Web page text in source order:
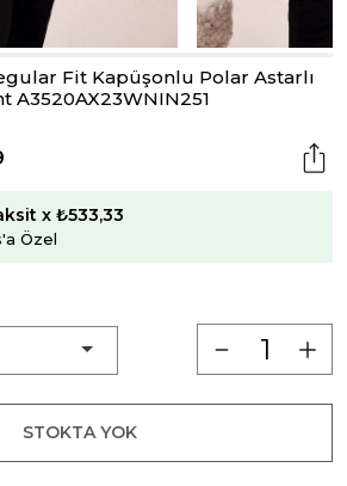
Fit Kapüşonlu Polar Astarlı
A3520AX23WNIN251
x ₺533,33
Özel
STOKTA YOK